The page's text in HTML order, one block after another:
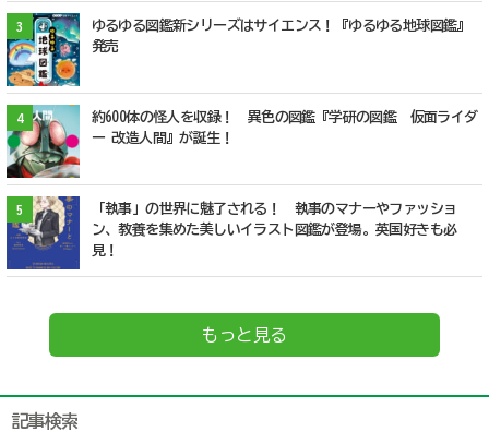
3
ゆるゆる図鑑新シリーズはサイエンス！『ゆるゆる地球図鑑』
発売
4
約600体の怪人を収録！ 異色の図鑑『学研の図鑑 仮面ライダ
ー 改造人間』が誕生！
5
「執事」の世界に魅了される！ 執事のマナーやファッショ
ン、教養を集めた美しいイラスト図鑑が登場。英国好きも必
見！
もっと見る
記事検索